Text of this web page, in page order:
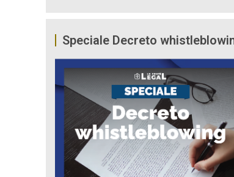
Speciale Decreto